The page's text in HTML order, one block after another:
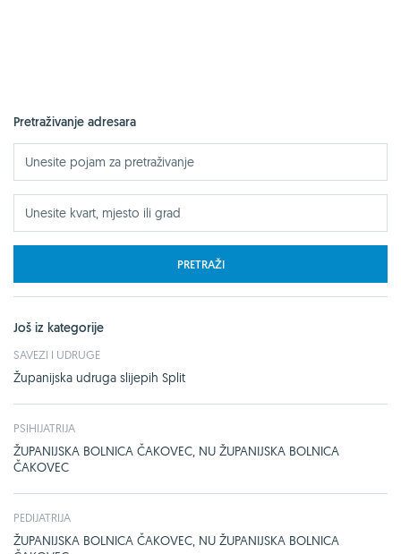
Pretraživanje adresara
PRETRAŽI
Još iz kategorije
SAVEZI I UDRUGE
Županijska udruga slijepih Split
PSIHIJATRIJA
ŽUPANIJSKA BOLNICA ČAKOVEC, NU ŽUPANIJSKA BOLNICA
ČAKOVEC
PEDIJATRIJA
ŽUPANIJSKA BOLNICA ČAKOVEC, NU ŽUPANIJSKA BOLNICA